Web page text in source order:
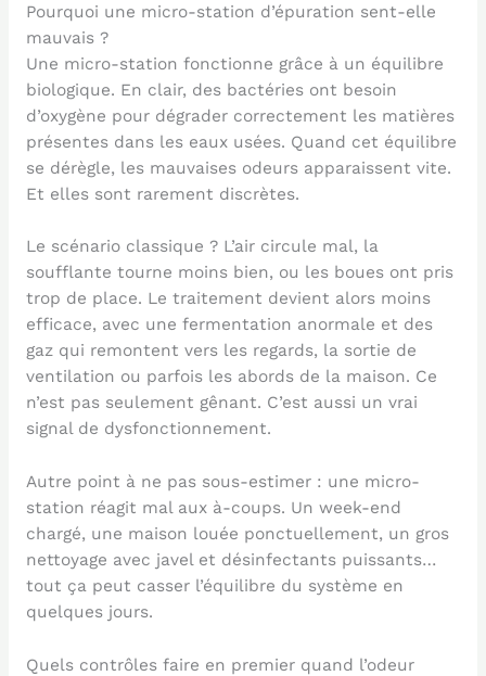
Pourquoi une micro-station d’épuration sent-elle
mauvais ?
Une micro-station fonctionne grâce à un équilibre
biologique. En clair, des bactéries ont besoin
d’oxygène pour dégrader correctement les matières
présentes dans les eaux usées. Quand cet équilibre
se dérègle, les mauvaises odeurs apparaissent vite.
Et elles sont rarement discrètes.
Le scénario classique ? L’air circule mal, la
soufflante tourne moins bien, ou les boues ont pris
trop de place. Le traitement devient alors moins
efficace, avec une fermentation anormale et des
gaz qui remontent vers les regards, la sortie de
ventilation ou parfois les abords de la maison. Ce
n’est pas seulement gênant. C’est aussi un vrai
signal de dysfonctionnement.
Autre point à ne pas sous-estimer : une micro-
station réagit mal aux à-coups. Un week-end
chargé, une maison louée ponctuellement, un gros
nettoyage avec javel et désinfectants puissants…
tout ça peut casser l’équilibre du système en
quelques jours.
Quels contrôles faire en premier quand l’odeur